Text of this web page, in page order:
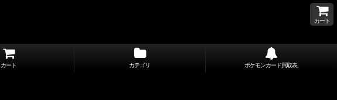
カート
カート カテゴリ ポケモンカード買取表